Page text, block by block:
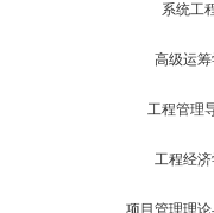
系统工
高级运
工程管理
工程经